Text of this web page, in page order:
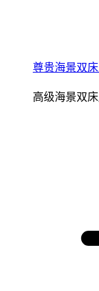
尊贵海景双
高级海景双